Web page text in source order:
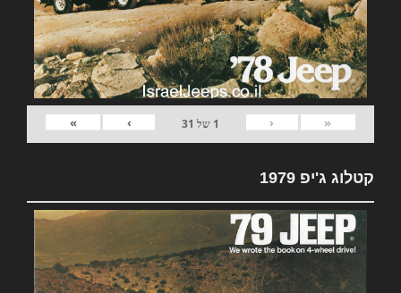
«
‹
1 של 31
›
»
קטלוג ג'יפ 1979